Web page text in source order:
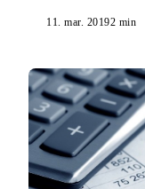
11. mar. 20192 min